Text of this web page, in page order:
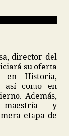
director del
su oferta
en Historia,
así como en
Además,
maestría y
etapa de